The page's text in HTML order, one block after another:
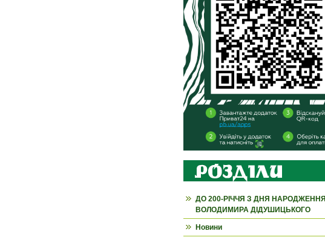
ДО 200-РІЧЧЯ З ДНЯ НАРОДЖЕННЯ
ВОЛОДИМИРА ДІДУШИЦЬКОГО
Новини